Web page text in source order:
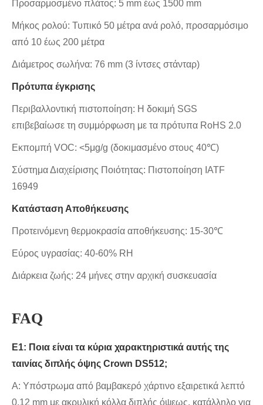
Προσαρμοσμένο πλάτος: 5 mm έως 1500 mm
Μήκος ρολού: Τυπικό 50 μέτρα ανά ρολό, προσαρμόσιμο
από 10 έως 200 μέτρα
Διάμετρος σωλήνα: 76 mm (3 ίντσες στάνταρ)
Πρότυπα έγκρισης
Περιβαλλοντική πιστοποίηση: Η δοκιμή SGS
επιβεβαίωσε τη συμμόρφωση με τα πρότυπα RoHS 2.0
Εκπομπή VOC: <5μg/g (δοκιμασμένο στους 40℃)
Σύστημα Διαχείρισης Ποιότητας: Πιστοποίηση IATF
16949
Κατάσταση Αποθήκευσης
Προτεινόμενη θερμοκρασία αποθήκευσης: 15-30℃
Εύρος υγρασίας: 40-60% RH
Διάρκεια ζωής: 24 μήνες στην αρχική συσκευασία
FAQ
Ε1: Ποια είναι τα κύρια χαρακτηριστικά αυτής της
ταινίας διπλής όψης Crown DS512;
Α: Υπόστρωμα από βαμβακερό χάρτινο εξαιρετικά λεπτό
0,12 mm με ακρυλική κόλλα διπλής όψεως, κατάλληλο για